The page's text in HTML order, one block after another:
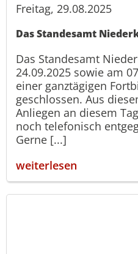
Freitag, 29.08.2025
Das Standesamt
Das Standesamt
24.09.2025 sowie am
einer ganztägigen
geschlossen. Aus
Anliegen an diesem
noch telefonisch
Gerne [...]
weiterlesen